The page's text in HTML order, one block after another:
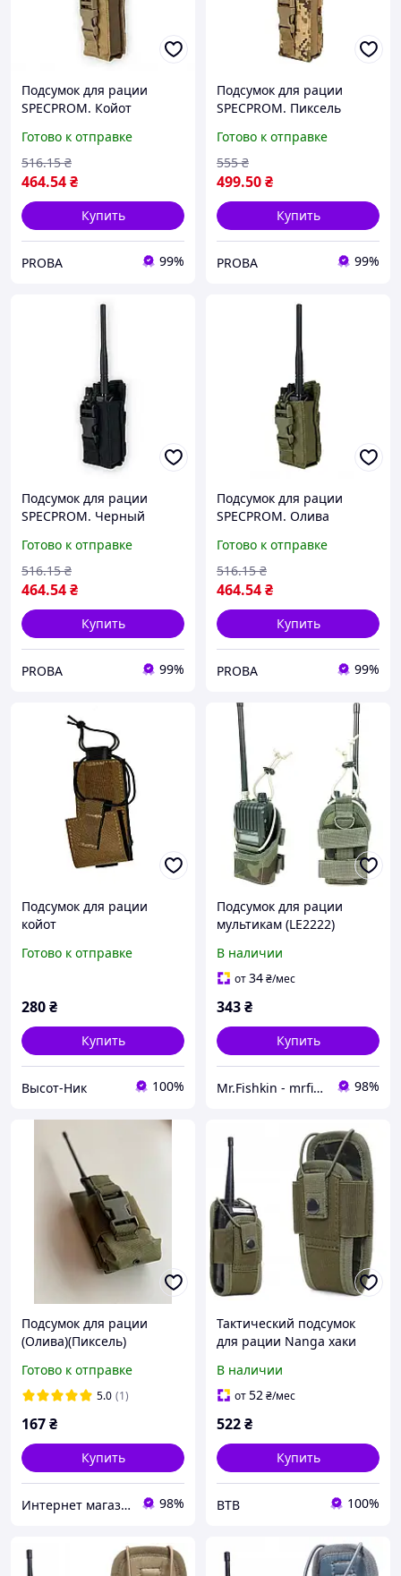
Подсумок для рации
SPECPROM. Койот
Готово к отправке
464.54₴
516.15 ₴
Купить
PROBA 99%
Подсумок для рации
SPECPROM. Пиксель
Готово к отправке
499.50₴
555 ₴
Купить
PROBA 99%
Подсумок для рации
SPECPROM. Черный
Готово к отправке
464.54₴
516.15 ₴
Купить
PROBA 99%
Подсумок для рации
SPECPROM. Олива
Готово к отправке
464.54₴
516.15 ₴
Купить
PROBA 99%
Подсумок для рации
койот
Готово к отправке
280₴
Купить
Высот-Ник 100%
Подсумок для рации
мультикам (LE2222)
В наличии
от34₴/мес
343₴
Купить
Mr.Fishkin - mrfishkin.com.ua 98%
Подсумок для рации
(Олива)(Пиксель)
Готово к отправке
5.0 (1)
167₴
Купить
Интернет магазин Zolotoy-sad 98%
Тактический подсумок
для рации Nanga хаки
В наличии
от52₴/мес
522₴
Купить
BTB 100%